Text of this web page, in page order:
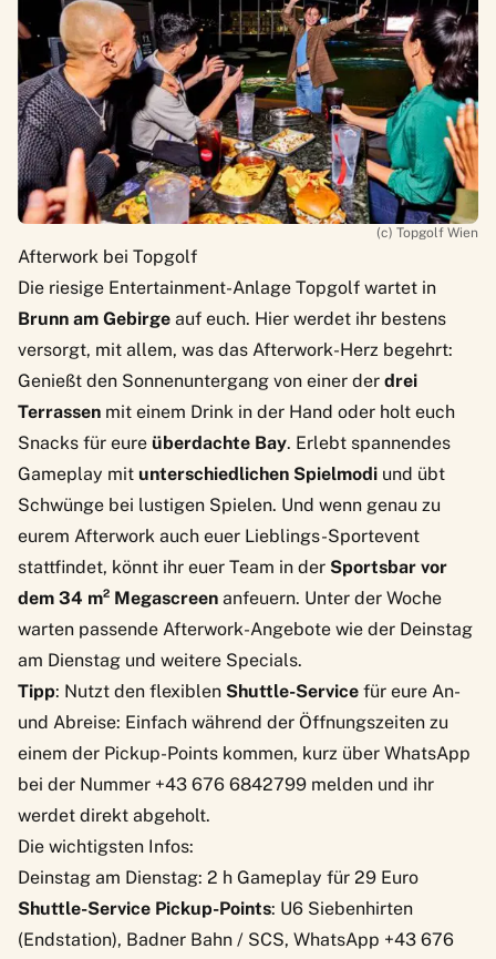
(c) Topgolf Wien
Afterwork bei Topgolf
Die riesige Entertainment-Anlage Topgolf wartet in
Brunn am Gebirge auf euch. Hier werdet ihr bestens
versorgt, mit allem, was das Afterwork-Herz begehrt:
Genießt den Sonnenuntergang von einer der drei
Terrassen mit einem Drink in der Hand oder holt euch
Snacks für eure überdachte Bay. Erlebt spannendes
Gameplay mit unterschiedlichen Spielmodi und übt
Schwünge bei lustigen Spielen. Und wenn genau zu
eurem Afterwork auch euer Lieblings-Sportevent
stattfindet, könnt ihr euer Team in der Sportsbar vor
dem 34 m² Megascreen anfeuern. Unter der Woche
warten passende Afterwork-Angebote wie der Deinstag
am Dienstag und weitere Specials.
Tipp: Nutzt den flexiblen Shuttle-Service für eure An-
und Abreise: Einfach während der Öffnungszeiten zu
einem der Pickup-Points kommen, kurz über WhatsApp
bei der Nummer +43 676 6842799 melden und ihr
werdet direkt abgeholt.
Die wichtigsten Infos:
Deinstag am Dienstag: 2 h Gameplay für 29 Euro
Shuttle-Service Pickup-Points: U6 Siebenhirten
(Endstation), Badner Bahn / SCS, WhatsApp +43 676